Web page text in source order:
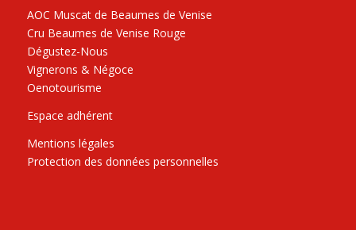
AOC Muscat de Beaumes de Venise
Cru Beaumes de Venise Rouge
Dégustez-Nous
Vignerons & Négoce
Oenotourisme
Espace adhérent
Mentions légales
Protection des données personnelles